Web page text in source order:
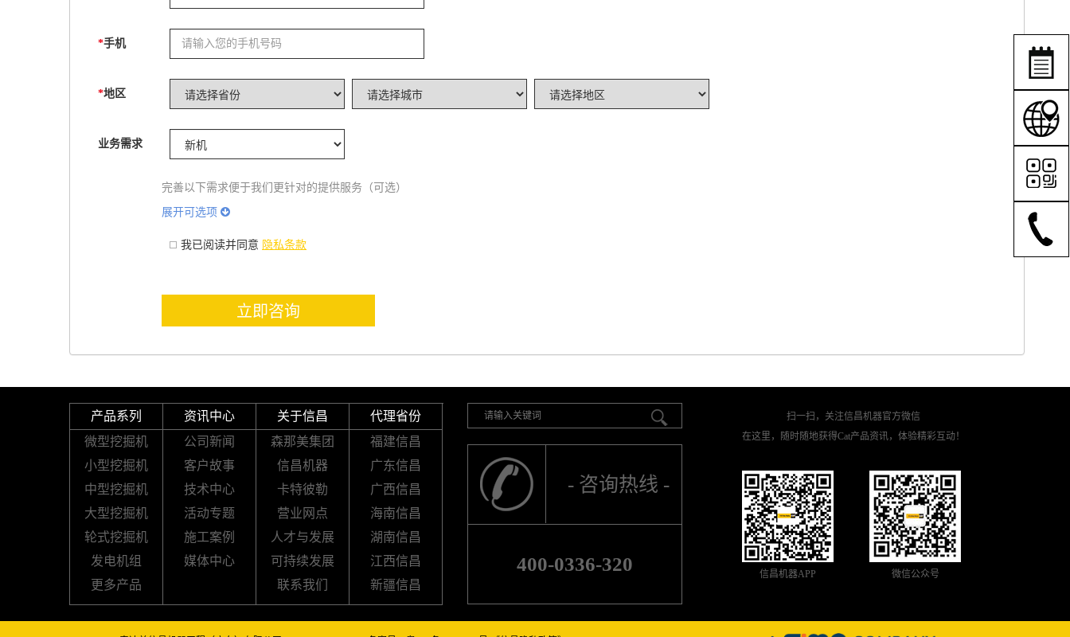
*手机
*地区
业务需求
完善以下需求便于我们更针对的提供服务（可选）
展开可选项
我已阅读并同意 隐私条款
立即咨询
产品系列 资讯中心 关于信昌
代理省份
微型挖掘机
小型挖掘机
中型挖掘机
大型挖掘机
轮式挖掘机
发电机组
更多产品
公司新闻
客户故事
技术中心
活动专题
施工案例
媒体中心
森那美集团
信昌机器
卡特彼勒
营业网点
人才与发展
可持续发展
联系我们
福建信昌
广东信昌
广西信昌
海南信昌
湖南信昌
江西信昌
新疆信昌
- 咨询热线 -
400-0336-320
扫一扫，关注信昌机器官方微信
在这里，随时随地获得Cat产品资讯，体验精彩互动！
信昌机器APP 微信公众号